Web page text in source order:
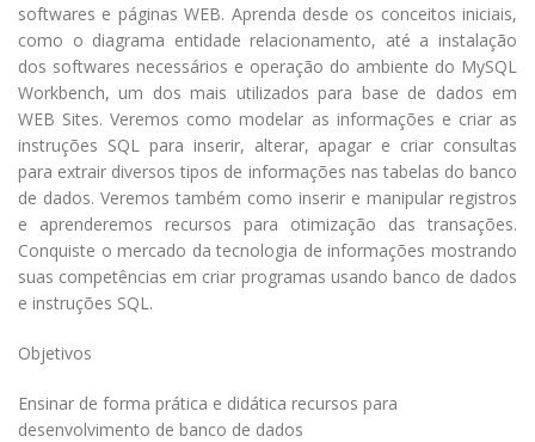
softwares e páginas WEB. Aprenda desde os conceitos iniciais,
como o diagrama entidade relacionamento, até a instalação
dos softwares necessários e operação do ambiente do MySQL
Workbench, um dos mais utilizados para base de dados em
WEB Sites. Veremos como modelar as informações e criar as
instruções SQL para inserir, alterar, apagar e criar consultas
para extrair diversos tipos de informações nas tabelas do banco
de dados. Veremos também como inserir e manipular registros
e aprenderemos recursos para otimização das transações.
Conquiste o mercado da tecnologia de informações mostrando
suas competências em criar programas usando banco de dados
e instruções SQL.
Objetivos
Ensinar de forma prática e didática recursos para
desenvolvimento de banco de dados